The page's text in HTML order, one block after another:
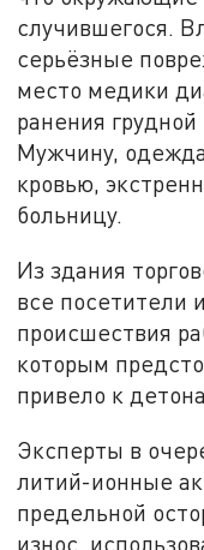
случившегося.
серьёзные
место медики
ранения
Мужчину,
кровью,
больницу.
Из здания
все посетители
происшествия
которым
привело к
Эксперты в
литий-ионные
предельной
износ,